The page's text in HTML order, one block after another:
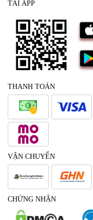
TẢI APP
THANH TOÁN
VẬN CHUYỂN
CHỨNG NHẬN